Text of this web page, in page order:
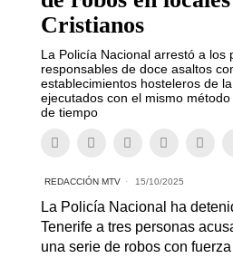
Cristianos
La Policía Nacional arrestó a los
responsables de doce asaltos
establecimientos hosteleros de
ejecutados con el mismo
de tiempo
REDACCIÓN MTV 15/10/2025
La Policía Nacional ha
Tenerife a tres personas
una serie de robos con